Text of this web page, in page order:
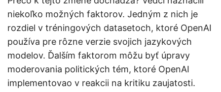
niekoľko možných faktorov. Jedným z nich je
rozdiel v tréningových datasetoch, ktoré OpenAI
používa pre rôzne verzie svojich jazykových
modelov. Ďalším faktorom môžu byť úpravy
moderovania politických tém, ktoré OpenAI
implementovao v reakcii na kritiku zaujatosti.